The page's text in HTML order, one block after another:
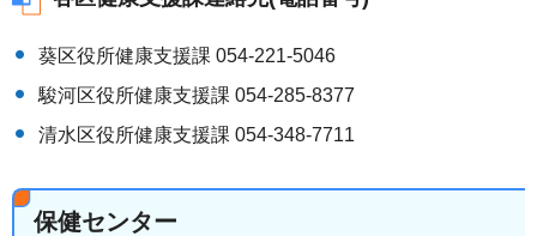
葵区役所健康支援課 054-221-5046
駿河区役所健康支援課 054-285-8377
清水区役所健康支援課 054-348-7711
保健センター